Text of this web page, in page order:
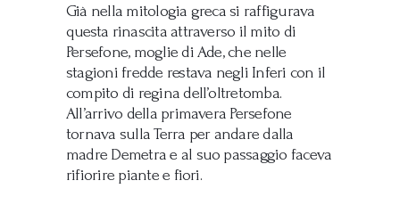
Già nella mitologia greca si raffigurava
questa rinascita attraverso il mito di
Persefone, moglie di Ade, che nelle
stagioni fredde restava negli Inferi con il
compito di regina dell’oltretomba.
All’arrivo della primavera Persefone
tornava sulla Terra per andare dalla
madre Demetra e al suo passaggio faceva
rifiorire piante e fiori.